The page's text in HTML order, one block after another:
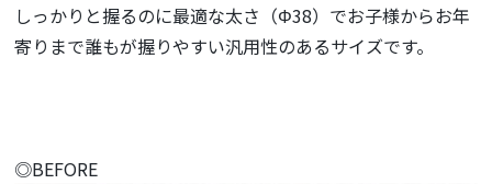
しっかりと握るのに最適な太さ（Φ38）でお子様からお年
寄りまで誰もが握りやすい汎用性のあるサイズです。
◎BEFORE